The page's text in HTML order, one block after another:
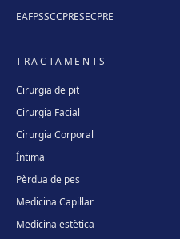
EAFPSSCCPRESECPRE
TRACTAMENTS
Cirurgia de pit
Cirurgia Facial
Cirurgia Corporal
Íntima
Pèrdua de pes
Medicina Capil·lar
Medicina estètica